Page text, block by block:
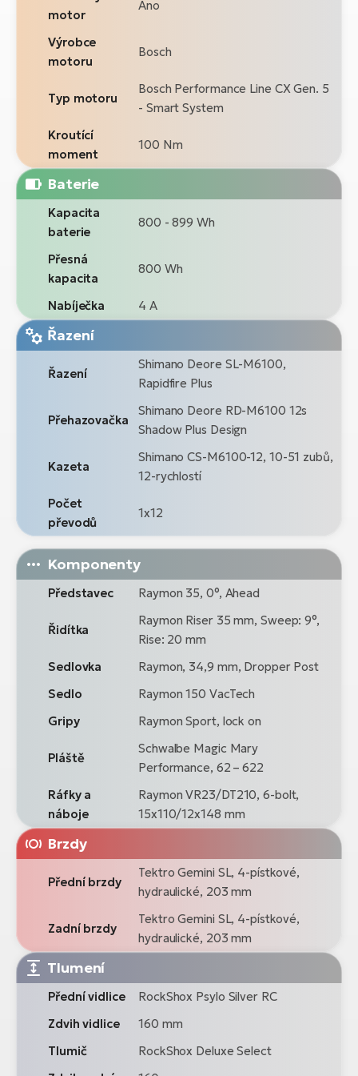
motor
Ano
Výrobce
motoru
Bosch
Typ motoru
Bosch Performance Line CX Gen. 5
- Smart System
Kroutící
moment
100 Nm
Baterie
Kapacita
baterie
800 - 899 Wh
Přesná
kapacita
800 Wh
Nabíječka 4 A
Řazení
Řazení
Shimano Deore SL-M6100,
Rapidfire Plus
Přehazovačka
Shimano Deore RD-M6100 12s
Shadow Plus Design
Kazeta
Shimano CS-M6100-12, 10-51 zubů,
12-rychlostí
Počet
převodů
1x12
Komponenty
Představec Raymon 35, 0°, Ahead
Řidítka
Raymon Riser 35 mm, Sweep: 9°,
Rise: 20 mm
Sedlovka
Raymon, 34,9 mm, Dropper Post
Sedlo
Raymon 150 VacTech
Gripy
Raymon Sport, lock on
Pláště
Schwalbe Magic Mary
Performance, 62 – 622
Ráfky a
náboje
Raymon VR23/DT210, 6-bolt,
15x110/12x148 mm
Brzdy
Přední brzdy
Tektro Gemini SL, 4-pístkové,
hydraulické, 203 mm
Zadní brzdy
Tektro Gemini SL, 4-pístkové,
hydraulické, 203 mm
Tlumení
Přední vidlice
RockShox Psylo Silver RC
Zdvih vidlice
160 mm
Tlumič
RockShox Deluxe Select